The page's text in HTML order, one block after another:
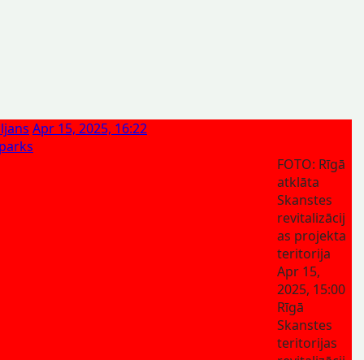
Apr 15, 2025, 16:22
FOTO: Rīgā
atklāta
Skanstes
revitalizācij
as projekta
teritorija
Apr 15,
2025, 15:00
Rīgā
Skanstes
teritorijas